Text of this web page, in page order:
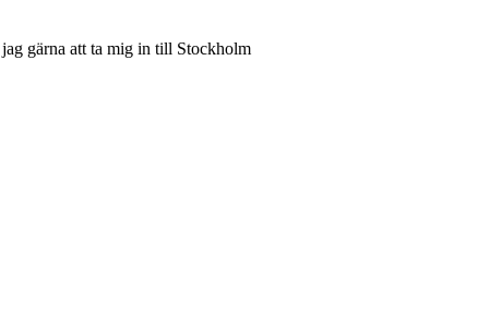
gärna att ta mig in till Stockholm